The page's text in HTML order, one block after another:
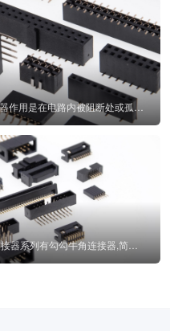
排母连接器Female Header，排母连接器作用是在电路内被阻断处或孤立不通...